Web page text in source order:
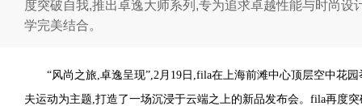
度突破自我,推出卓逸大师系列,专为追求卓越性能与时尚
学完美结合。
“风尚之旅,卓逸呈现”,2月19日,fila在上海前滩中心顶层空中花
夫运动为主题,打造了一场沉浸于云端之上的新品发布会。fila再度